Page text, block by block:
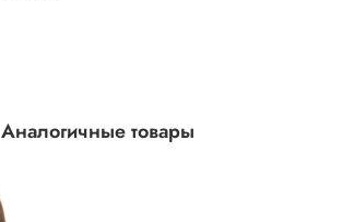
Аналогичные товары